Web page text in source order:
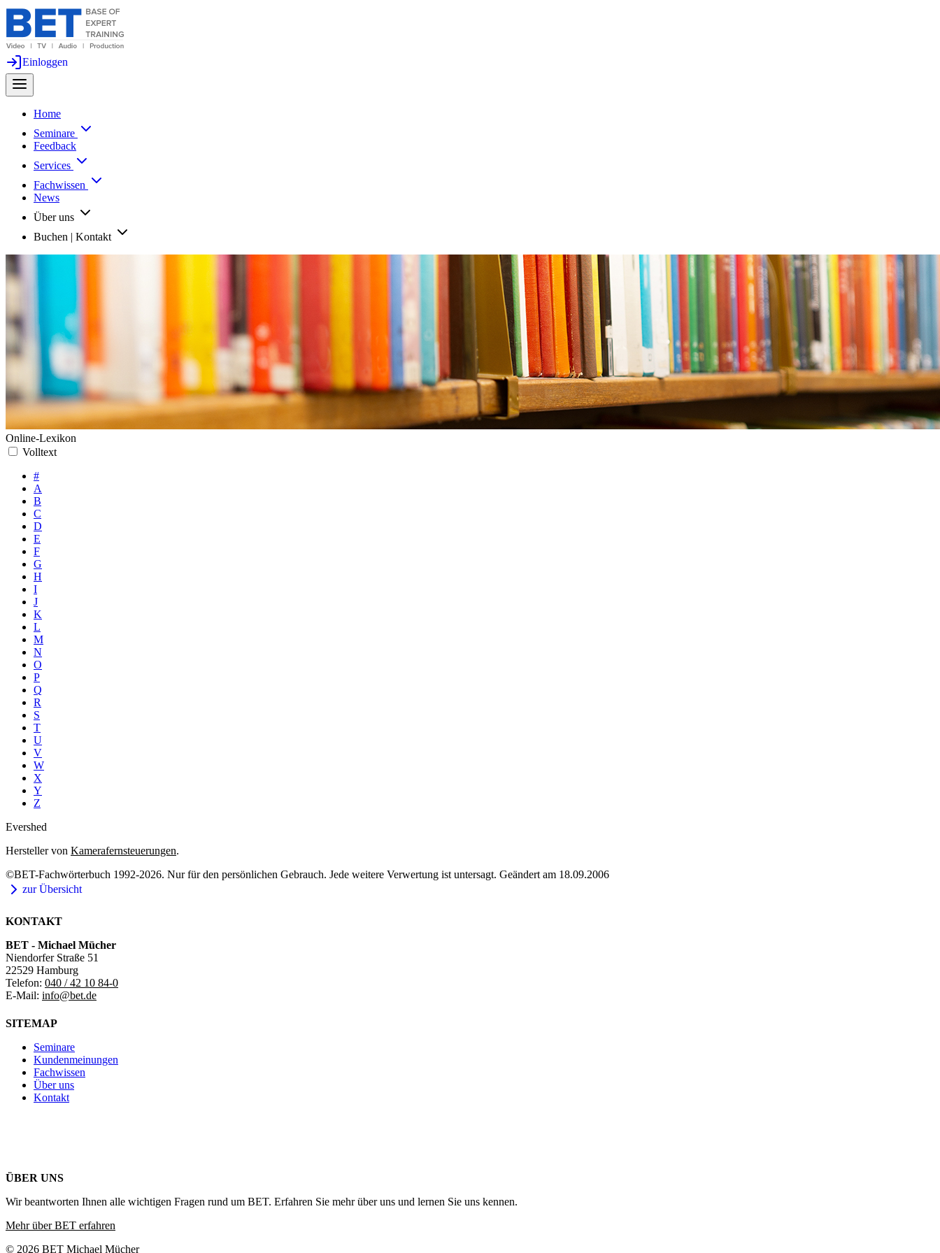
Einloggen
Home
Seminare
Feedback
Services
Fachwissen
News
Über uns
Buchen | Kontakt
Online-Lexikon
Volltext
#
A
B
C
D
E
F
G
H
I
J
K
L
M
N
O
P
Q
R
S
T
U
V
W
X
Y
Z
Evershed
Hersteller von Kamerafernsteuerungen.
©BET-Fachwörterbuch 1992-2026. Nur für den persönlichen Gebrauch. Jede weitere Verwertung ist untersagt. Geändert am 18.09.2006
zur Übersicht
KONTAKT
BET - Michael Mücher
Niendorfer Straße 51
22529 Hamburg
Telefon: 040 / 42 10 84-0
E-Mail: info@bet.de
SITEMAP
Seminare
Kundenmeinungen
Fachwissen
Über uns
Kontakt
ÜBER UNS
Wir beantworten Ihnen alle wichtigen Fragen rund um BET. Erfahren Sie mehr über uns und lernen Sie uns kennen.
Mehr über BET erfahren
© 2026 BET Michael Mücher